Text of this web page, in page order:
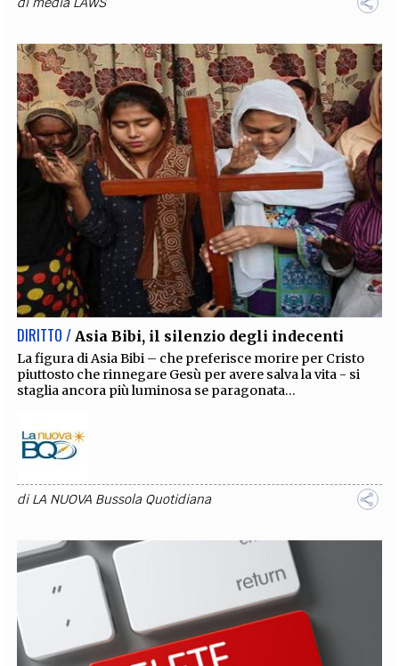
DIRITTO / Asia Bibi, il silenzio degli indecenti
La figura di Asia Bibi – che preferisce morire per Cristo
piuttosto che rinnegare Gesù per avere salva la vita - si
staglia ancora più luminosa se paragonata...
diLA NUOVA Bussola Quotidiana